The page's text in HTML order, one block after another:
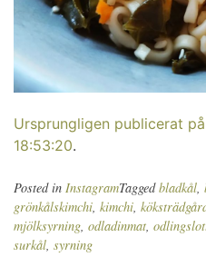
Ursprungligen publicerat
18:53:20.
Posted in InstagramTaggedbladkål
grönkålskimchi kimchi
mjölksyrning odladinmat
surkål syrning